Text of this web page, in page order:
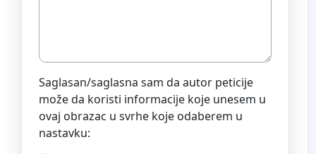
Saglasan/saglasna sam da autor peticije
može da koristi informacije koje unesem u
ovaj obrazac u svrhe koje odaberem u
nastavku: